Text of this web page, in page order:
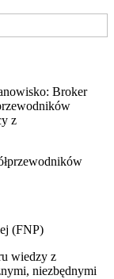
Broker
z
(FNP)
wiedzy z
niezbędnymi